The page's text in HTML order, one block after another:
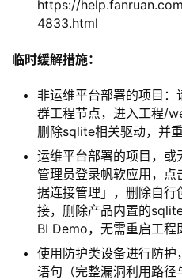
https://
4833.html
临时缓解措施：
非运维平台部署的项目
群工程节点，进入工程/
删除sqlite相关驱动，并
运维平台部署的项目，
管理员登录帆软应用，
据连接管理」，删除自
接，删除产品内置的
BI Demo，无需重启工程
使用防护类设备进行防护
语句（完整漏洞利用路